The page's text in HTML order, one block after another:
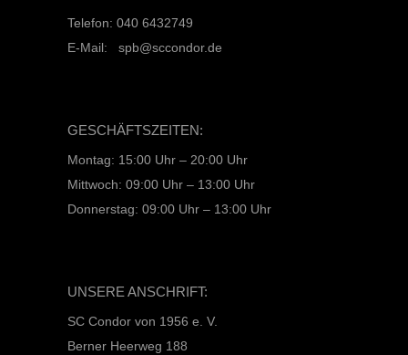
Telefon: 040 6432749
E-Mail: spb@sccondor.de
GESCHÄFTSZEITEN:
Montag: 15:00 Uhr – 20:00 Uhr
Mittwoch: 09:00 Uhr – 13:00 Uhr
Donnerstag: 09:00 Uhr – 13:00 Uhr
UNSERE ANSCHRIFT:
SC Condor von 1956 e. V.
Berner Heerweg 188